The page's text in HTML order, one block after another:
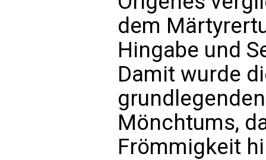
dem
Hingabe und
Damit wurde
Mönchtums,
Frömmigkeit